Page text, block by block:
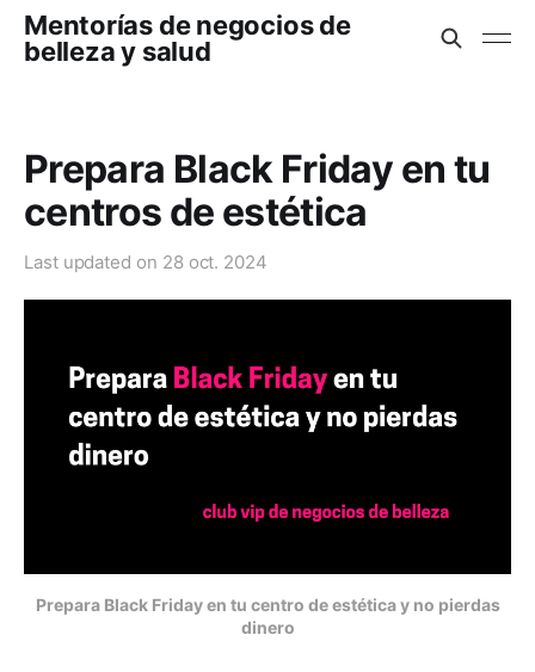
Mentorías de negocios de
belleza y salud
Prepara Black Friday en tu
centros de estética
Last updated on 28 oct. 2024
Prepara Black Friday en tu centro de estética y no pierdas
dinero